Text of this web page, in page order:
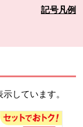
記号凡例
しています。